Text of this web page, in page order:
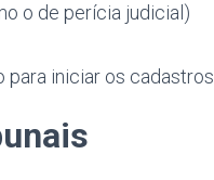
o de perícia judicial)
iniciar os cadastros.